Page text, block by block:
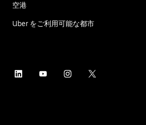
空港
Uber をご利用可能な都市